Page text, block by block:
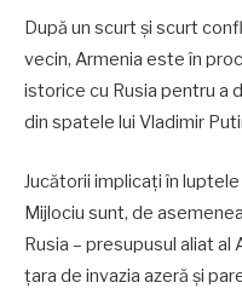
După un scurt și scurt
vecin, Armenia este în
istorice cu Rusia pentru a
din spatele lui Vladimir
Jucătorii implicați în
Mijlociu sunt, de
Rusia – presupusul aliat al
țara de invazia azeră și